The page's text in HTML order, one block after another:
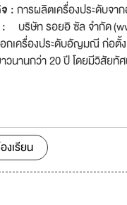
:การผลิตเครื่องประดับจา
:
บริษัท รอยอิ ซัล จำกัด
กเครื่องประดับอัญมณี ก่อตั้
วนานกว่า 20 ปี โดยมีวิสัย
ภัณฑ์อย่างมีเอกลักษณ์ เป็น
ทศและต่างประเทศ อาทิเช่น
Policy) บริหารงานคุณภาพ ผลิตสินค้าได้
ดชอบใส่ใจ สร้างความพึง
งธุรกิจอย่างต่อเนื่อง จึงมีค
งเรียน